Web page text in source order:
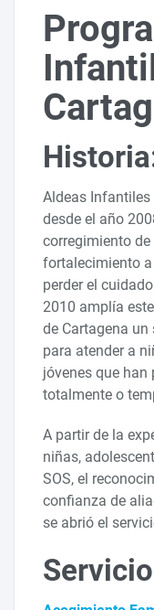
Aldeas Infantiles
desde el año
corregimiento
fortalecimiento
perder el
2010 amplía
de Cartagena
para atender a
jóvenes que han
totalmente o
A partir de la
niñas,
SOS, el
confianza de
se abrió el